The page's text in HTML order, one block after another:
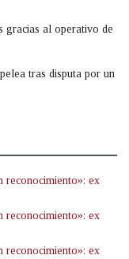
gracias al operativo de
tras disputa por un
reconocimiento»: ex
reconocimiento»: ex
reconocimiento»: ex